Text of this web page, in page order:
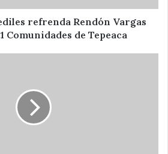
refrenda Rendón Vargas
Comunidades de Tepeaca